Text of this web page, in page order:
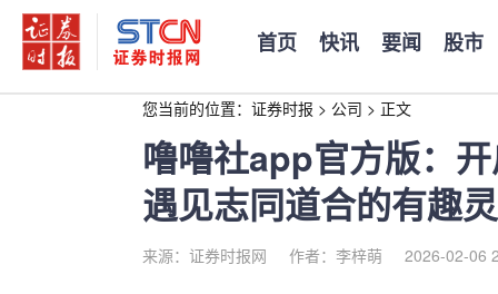
首页 快讯 要闻 股市
您当前的位置： 证券时报 > 公司 > 正文
噜噜社app官方版：
遇见志同道合的有趣
来源：证券时报网 作者：李梓萌 2026-02-06